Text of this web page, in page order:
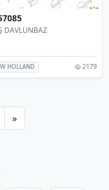
DAVLUNBAZ
HOLLAND 2179
»